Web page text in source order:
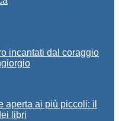
incantati dal coraggio
aperta ai più piccoli: il
libri